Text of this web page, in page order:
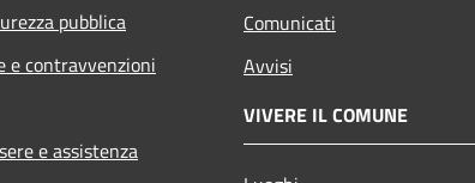
pubblica
e contravvenzioni
e assistenza
Comunicati
Avvisi
VIVERE IL COMUNE